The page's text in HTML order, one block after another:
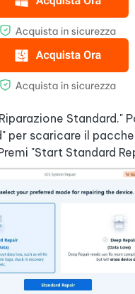
Standard."
per scaricare il
"Start Standard